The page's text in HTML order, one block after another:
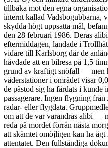
tillbaka mot den egna
internt kallad Vadsbogubbarna,
skydda högt uppsatta mål,
den 28 februari 1986. Deras
eftermiddagen, landade i
vidare till Karlsborg där de
hävdade att en bilresa på 1,5
grund av kraftigt snöfall — men
väderstationer i området visar
de påstod sig ha färdats i kunde
passagerare. Ingen flygning
radar- eller flygdata.
om att de var varandras alibi —
reda på mordet förrän nästa
att skämtet omöjligen kan ha
attentatet. Den fullständiga